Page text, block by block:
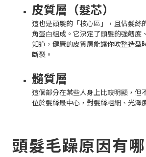
皮質層（髮芯）
這也是頭髮的「核心區」，且佔髮絲
角蛋白組成。它決定了頭髮的強韌度
知道，健康的皮質層能讓你吹整造型
斷裂。
髓質層
這個部分在某些人身上比較明顯，但
位於髮絲最中心，對髮絲粗細、光澤
頭髮毛躁原因有